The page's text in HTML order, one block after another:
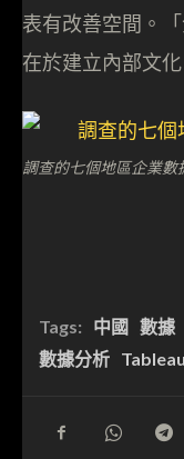
表有改善空間。
在於建立內部文化
調查的七個地區企業數
Tags: 中國 數據
數據分析 Tableau